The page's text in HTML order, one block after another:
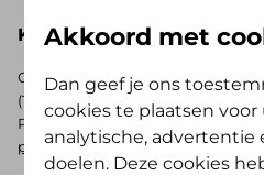
voordeel is? Zoek je
jouw pakket hebt
Kies hieronder je
Op zoek naar de vergoedingen
(Tand) Doorstap? Kies dan voor
Polis. Ben je verzekerd bij ons?
pakket.
Akkoord met
Dan geef je ons
cookies te plaatsen
analytische, advertentie
doelen. Deze cookies